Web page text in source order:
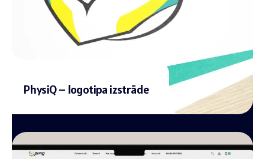
PhysiQ – logotipa izstrāde